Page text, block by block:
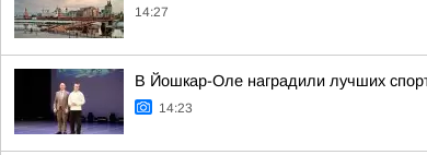
14:27
В Йошкар-Оле наградили лучших
14:23